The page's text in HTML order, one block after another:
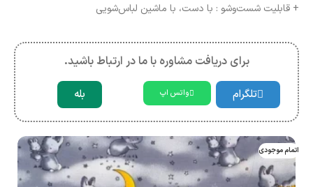
+ قابلیت شست‌وشو : با دست، با ماشین لباس‌شویی
برای دریافت مشاوره با ما در ارتباط باشید.
تلگرام واتس اپ بله
اتمام موجودی